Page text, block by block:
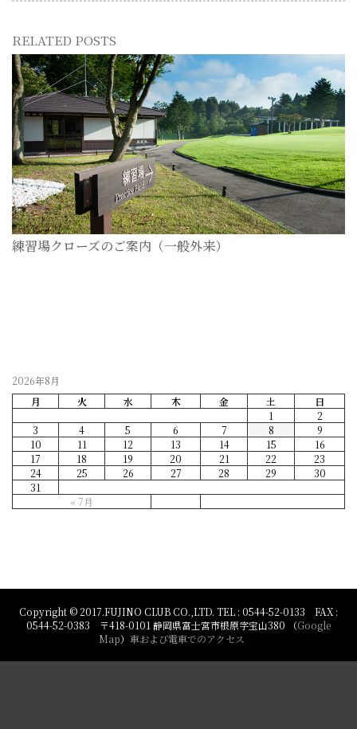
RELATED POSTS
練習場クローズのご案内（一般外来）
2026年8月
月
火 水 木 金 土 日
« 7月
1
2
3
4 5 6 7 8
9
10
11 12 13 14 15
16
17
18 19 20 21 22
23
24
25 26 27 28 29
30
31
Copyright © 2017.FUJINO CLUB CO.,LTD. TEL : 0544-52-0133 FAX :
0544-52-0383 〒418-0101 静岡県富士宮市根原字宝山380 （Google
Map） 車および電車でのアクセス